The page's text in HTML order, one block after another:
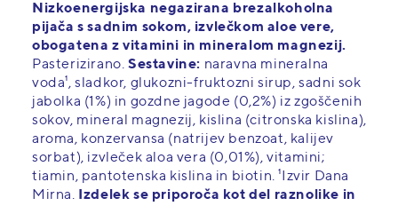
Nizkoenergijska negazirana brezalkoholna
pijača s sadnim sokom, izvlečkom aloe vere,
obogatena z vitamini in mineralom magnezij.
Pasterizirano. Sestavine: naravna mineralna
voda¹, sladkor, glukozni-fruktozni sirup, sadni sok
jabolka (1%) in gozdne jagode (0,2%) iz zgoščenih
sokov, mineral magnezij, kislina (citronska kislina),
aroma, konzervansa (natrijev benzoat, kalijev
sorbat), izvleček aloa vera (0,01%), vitamini;
tiamin, pantotenska kislina in biotin. ¹Izvir Dana
Mirna.
Izdelek se priporoča kot del raznolike in